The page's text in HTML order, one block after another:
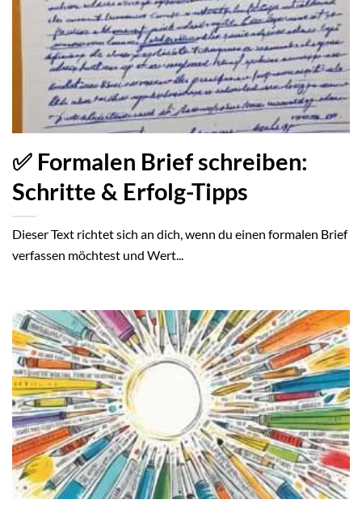
✅ Formalen Brief schreiben:
Schritte & Erfolg-Tipps
Dieser Text richtet sich an dich, wenn du einen formalen Brief
verfassen möchtest und Wert...